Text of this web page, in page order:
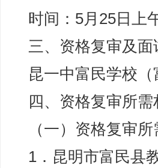
时间：5月25日上
三、资格复审及面
昆一中富民学校
四、资格复审所
（一）资格复审
1．昆明市富民县